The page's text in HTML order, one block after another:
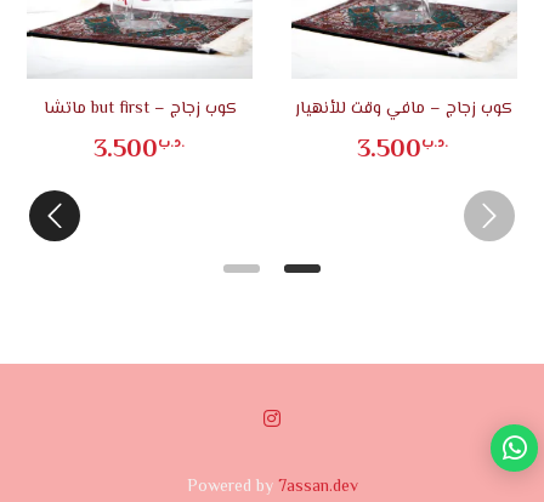
كوب زجاج – مافي وقت للأنهيار
.د.ب3.500
كوب زجاج – but first ماتشا
.د.ب3.500
Powered by7assan.dev